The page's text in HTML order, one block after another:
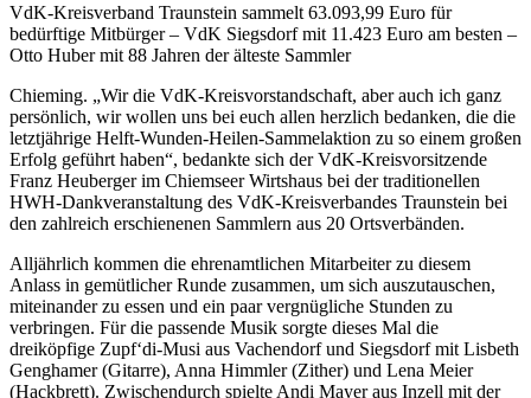
VdK-Kreisverband Traunstein sammelt 63.093,99 Euro für
bedürftige Mitbürger – VdK Siegsdorf mit 11.423 Euro am besten –
Otto Huber mit 88 Jahren der älteste Sammler
Chieming. „Wir die VdK-Kreisvorstandschaft, aber auch ich ganz
persönlich, wir wollen uns bei euch allen herzlich bedanken, die die
letztjährige Helft-Wunden-Heilen-Sammelaktion zu so einem großen
Erfolg geführt haben“, bedankte sich der VdK-Kreisvorsitzende
Franz Heuberger im Chiemseer Wirtshaus bei der traditionellen
HWH-Dankveranstaltung des VdK-Kreisverbandes Traunstein bei
den zahlreich erschienenen Sammlern aus 20 Ortsverbänden.
Alljährlich kommen die ehrenamtlichen Mitarbeiter zu diesem
Anlass in gemütlicher Runde zusammen, um sich auszutauschen,
miteinander zu essen und ein paar vergnügliche Stunden zu
verbringen. Für die passende Musik sorgte dieses Mal die
dreiköpfige Zupf‘di-Musi aus Vachendorf und Siegsdorf mit Lisbeth
Genghamer (Gitarre), Anna Himmler (Zither) und Lena Meier
(Hackbrett). Zwischendurch spielte Andi Mayer aus Inzell mit der